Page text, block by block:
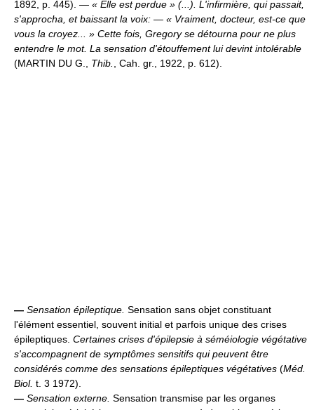
1892, p. 445). — « Elle est perdue » (...). L'infirmière, qui passait,
s'approcha, et baissant la voix: — « Vraiment, docteur, est-ce que
vous la croyez... » Cette fois, Gregory se détourna pour ne plus
entendre le mot. La sensation d'étouffement lui devint intolérable
(MARTIN DU G., Thib. , Cah. gr., 1922, p. 612).
— Sensation épileptique. Sensation sans objet constituant
l'élément essentiel, souvent initial et parfois unique des crises
épileptiques. Certaines crises d'épilepsie à séméiologie végétative
s'accompagnent de symptômes sensitifs qui peuvent être
considérés comme des sensations épileptiques végétatives (Méd.
Biol. t. 3 1972).
— Sensation externe. Sensation transmise par les organes